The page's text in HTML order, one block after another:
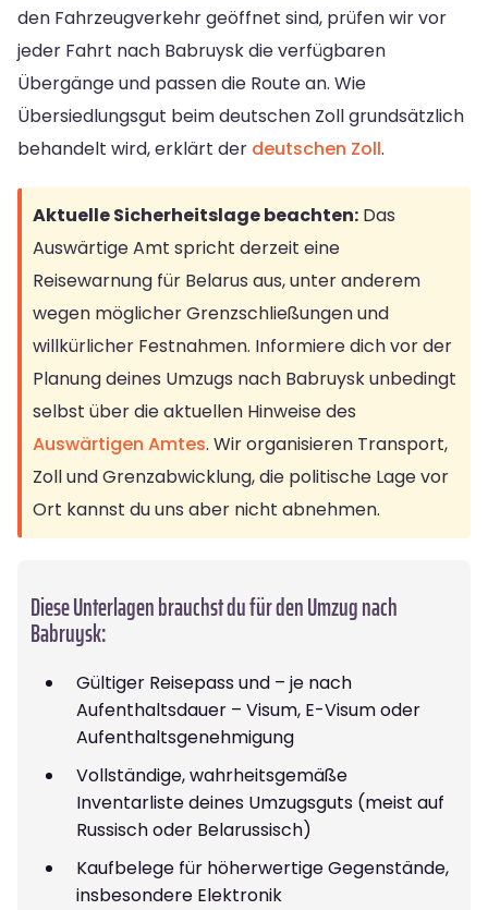
den Fahrzeugverkehr geöffnet sind, prüfen wir vor
jeder Fahrt nach Babruysk die verfügbaren
Übergänge und passen die Route an. Wie
Übersiedlungsgut beim deutschen Zoll grundsätzlich
behandelt wird, erklärt der deutschen Zoll.
Aktuelle Sicherheitslage beachten: Das
Auswärtige Amt spricht derzeit eine
Reisewarnung für Belarus aus, unter anderem
wegen möglicher Grenzschließungen und
willkürlicher Festnahmen. Informiere dich vor der
Planung deines Umzugs nach Babruysk unbedingt
selbst über die aktuellen Hinweise des
Auswärtigen Amtes. Wir organisieren Transport,
Zoll und Grenzabwicklung, die politische Lage vor
Ort kannst du uns aber nicht abnehmen.
Diese Unterlagen brauchst du für den Umzug nach
Babruysk:
Gültiger Reisepass und – je nach
Aufenthaltsdauer – Visum, E-Visum oder
Aufenthaltsgenehmigung
Vollständige, wahrheitsgemäße
Inventarliste deines Umzugsguts (meist auf
Russisch oder Belarussisch)
Kaufbelege für höherwertige Gegenstände,
insbesondere Elektronik